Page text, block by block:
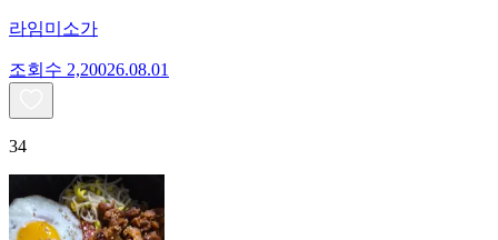
라임미소가
조회수 2,20026.08.01
34